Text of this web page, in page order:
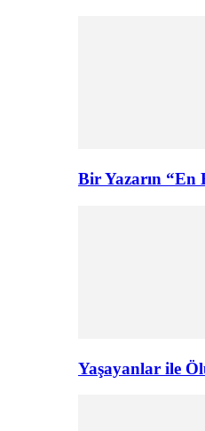
Bir Yazarın “En
Yaşayanlar ile